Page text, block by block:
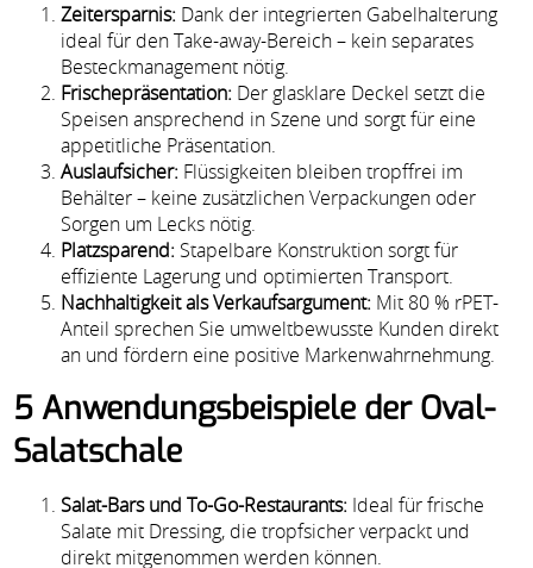
Zeitersparnis: Dank der integrierten Gabelhalterung
ideal für den Take-away-Bereich – kein separates
Besteckmanagement nötig.
Frischepräsentation: Der glasklare Deckel setzt die
Speisen ansprechend in Szene und sorgt für eine
appetitliche Präsentation.
Auslaufsicher: Flüssigkeiten bleiben tropffrei im
Behälter – keine zusätzlichen Verpackungen oder
Sorgen um Lecks nötig.
Platzsparend: Stapelbare Konstruktion sorgt für
effiziente Lagerung und optimierten Transport.
Nachhaltigkeit als Verkaufsargument: Mit 80 % rPET-
Anteil sprechen Sie umweltbewusste Kunden direkt
an und fördern eine positive Markenwahrnehmung.
5 Anwendungsbeispiele der Oval-
Salatschale
Salat-Bars und To-Go-Restaurants: Ideal für frische
Salate mit Dressing, die tropfsicher verpackt und
direkt mitgenommen werden können.